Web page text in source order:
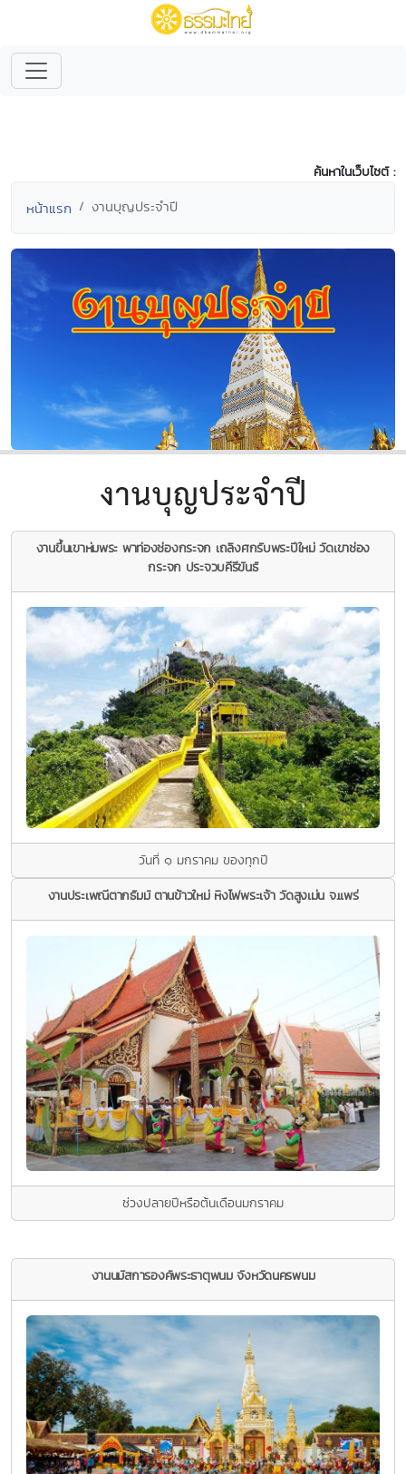
ค้นหาในเว็บไซต์ :
หน้าแรก งานบุญประจำปี
งานบุญประจำปี
งานขึ้นเขาห่มพระ พาท่องช่องกระจก เถลิงศกรับพระปีใหม่ วัดเขาช่อง
กระจก ประจวบคีรีขันธ์
วันที่ ๑ มกราคม ของทุกปี
งานประเพณีตากธัมม์ ตานข้าวใหม่ หิงไฟพระเจ้า วัดสูงเม่น จ.แพร่
ช่วงปลายปีหรือต้นเดือนมกราคม
งานนมัสการองค์พระธาตุพนม จังหวัดนครพนม